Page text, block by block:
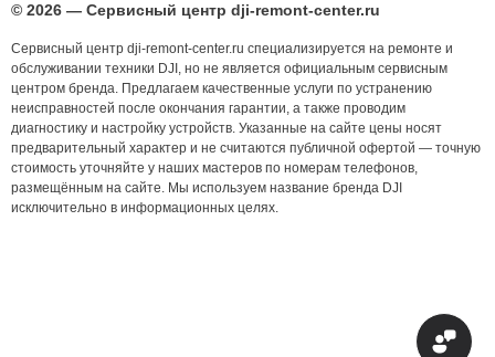
© 2026 — Сервисный центр dji-remont-center.ru
Сервисный центр dji-remont-center.ru специализируется на ремонте и
обслуживании техники DJI, но не является официальным сервисным
центром бренда. Предлагаем качественные услуги по устранению
неисправностей после окончания гарантии, а также проводим
диагностику и настройку устройств. Указанные на сайте цены носят
предварительный характер и не считаются публичной офертой — точную
стоимость уточняйте у наших мастеров по номерам телефонов,
размещённым на сайте. Мы используем название бренда DJI
исключительно в информационных целях.